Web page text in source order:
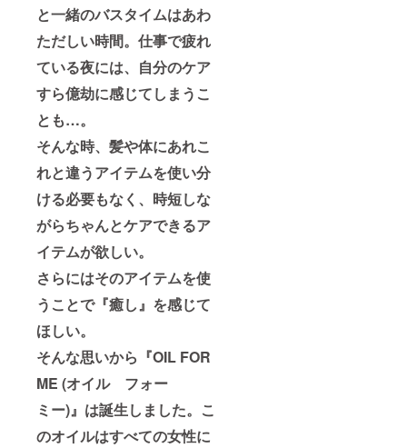
と一緒のバスタイムはあわ
ただしい時間。仕事で疲れ
ている夜には、自分のケア
すら億劫に感じてしまうこ
とも…。
そんな時、髪や体にあれこ
れと違うアイテムを使い分
ける必要もなく、時短しな
がらちゃんとケアできるア
イテムが欲しい。
さらにはそのアイテムを使
うことで『癒し』を感じて
ほしい。
そんな思いから『OIL FOR
ME (オイル フォー
ミー)』は誕生しました。こ
のオイルはすべての女性に